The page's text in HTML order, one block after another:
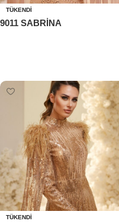
TÜKENDI
9011 SABRİNA
TÜKENDI